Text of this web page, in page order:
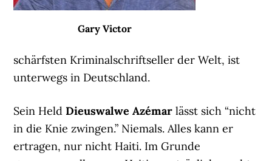
Gary Victor
schärfsten Kriminalschriftseller der Welt, ist
unterwegs in Deutschland.
Sein HeldDieuswalwe Azémar lässt sich “nicht
in die Knie zwingen.” Niemals. Alles kann er
ertragen, nur nicht Haiti. Im Grunde